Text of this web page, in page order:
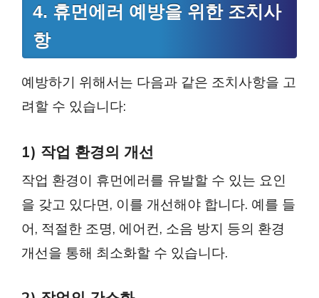
4. 휴먼에러 예방을 위한 조치사
항
예방하기 위해서는 다음과 같은 조치사항을 고
려할 수 있습니다:
1) 작업 환경의 개선
작업 환경이 휴먼에러를 유발할 수 있는 요인
을 갖고 있다면, 이를 개선해야 합니다. 예를 들
어, 적절한 조명, 에어컨, 소음 방지 등의 환경
개선을 통해 최소화할 수 있습니다.